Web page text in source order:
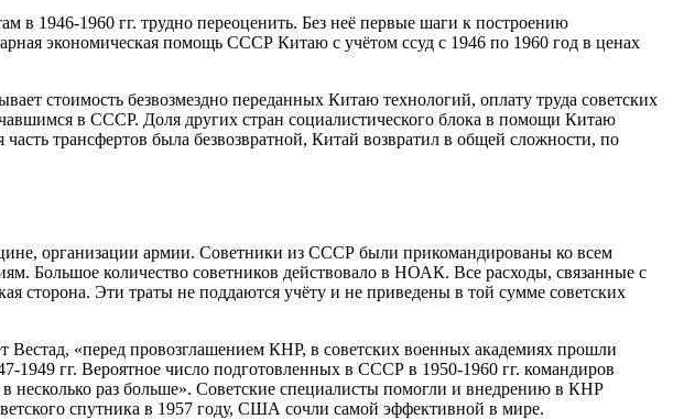
в 1946-1960 гг. трудно переоценить. Без неё первые шаги к построению
экономическая помощь СССР Китаю с учётом ссуд с 1946 по 1960 год в ценах
стоимость безвозмездно переданных Китаю технологий, оплату труда советских
в СССР. Доля других стран социалистического блока в помощи Китаю
трансфертов была безвозвратной, Китай возвратил в общей сложности, по
организации армии. Советники из СССР были прикомандированы ко всем
Большое количество советников действовало в НОАК. Все расходы, связанные с
сторона. Эти траты не поддаются учёту и не приведены в той сумме советских
«перед провозглашением КНР, в советских военных академиях прошли
гг. Вероятное число подготовленных в СССР в 1950-1960 гг. командиров
раз больше». Советские специалисты помогли и внедрению в КНР
спутника в 1957 году, США сочли самой эффективной в мире.